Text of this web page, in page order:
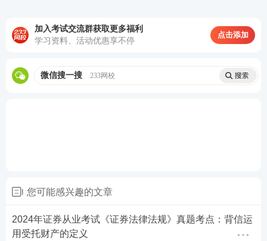
中，收集了考试网友反馈的考试试题，欢迎大家
加入考试交流群获取更多福利
学习资料、活动优惠享不停
点击添加
微信搜一搜 233网校
您可能感兴趣的文章
2024年证券从业考试《证券法律法规》真题考点：背信运
用受托财产的定义